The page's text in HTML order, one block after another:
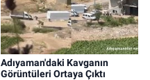
Adıyaman'daki Kavganın
Görüntüleri Ortaya Çıktı